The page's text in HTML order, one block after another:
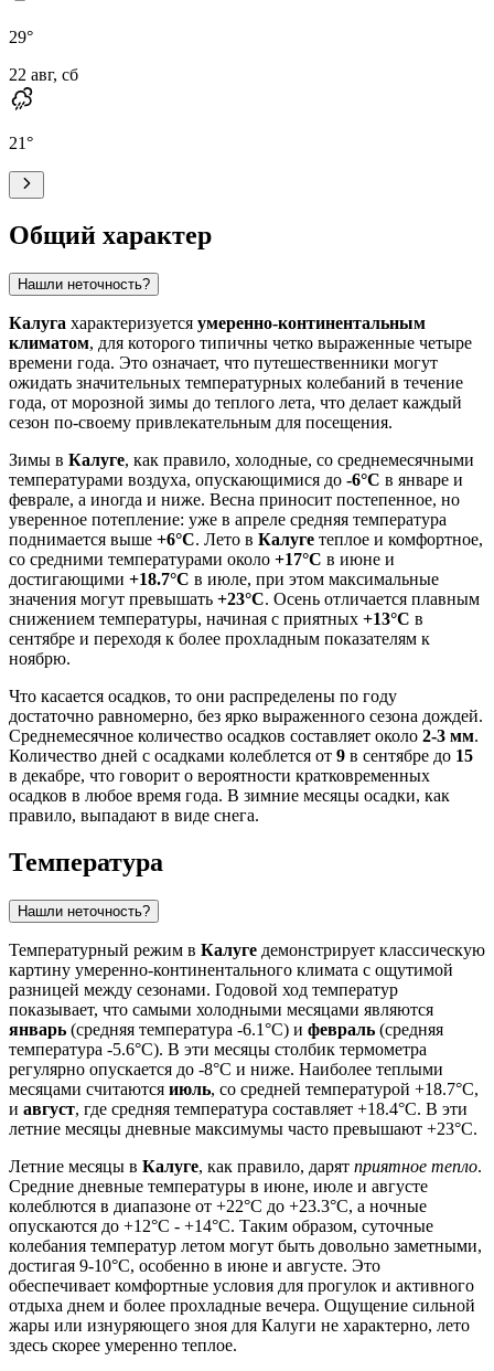
29°
22 авг, сб
21°
Общий характер
Нашли неточность?
Калуга характеризуется умеренно-континентальным
климатом, для которого типичны четко выраженные четыре
времени года. Это означает, что путешественники могут
ожидать значительных температурных колебаний в течение
года, от морозной зимы до теплого лета, что делает каждый
сезон по-своему привлекательным для посещения.
Зимы в Калуге, как правило, холодные, со среднемесячными
температурами воздуха, опускающимися до -6°C в январе и
феврале, а иногда и ниже. Весна приносит постепенное, но
уверенное потепление: уже в апреле средняя температура
поднимается выше +6°C. Лето в Калуге теплое и комфортное,
со средними температурами около +17°C в июне и
достигающими +18.7°C в июле, при этом максимальные
значения могут превышать +23°C. Осень отличается плавным
снижением температуры, начиная с приятных +13°C в
сентябре и переходя к более прохладным показателям к
ноябрю.
Что касается осадков, то они распределены по году
достаточно равномерно, без ярко выраженного сезона дождей.
Среднемесячное количество осадков составляет около 2-3 мм.
Количество дней с осадками колеблется от 9 в сентябре до 15
в декабре, что говорит о вероятности кратковременных
осадков в любое время года. В зимние месяцы осадки, как
правило, выпадают в виде снега.
Температура
Нашли неточность?
Температурный режим в Калуге демонстрирует классическую
картину умеренно-континентального климата с ощутимой
разницей между сезонами. Годовой ход температур
показывает, что самыми холодными месяцами являются
январь (средняя температура -6.1°C) и февраль (средняя
температура -5.6°C). В эти месяцы столбик термометра
регулярно опускается до -8°C и ниже. Наиболее теплыми
месяцами считаются июль, со средней температурой +18.7°C,
и август, где средняя температура составляет +18.4°C. В эти
летние месяцы дневные максимумы часто превышают +23°C.
Летние месяцы в Калуге, как правило, дарят приятное тепло.
Средние дневные температуры в июне, июле и августе
колеблются в диапазоне от +22°C до +23.3°C, а ночные
опускаются до +12°C - +14°C. Таким образом, суточные
колебания температур летом могут быть довольно заметными,
достигая 9-10°C, особенно в июне и августе. Это
обеспечивает комфортные условия для прогулок и активного
отдыха днем и более прохладные вечера. Ощущение сильной
жары или изнуряющего зноя для Калуги не характерно, лето
здесь скорее умеренно теплое.